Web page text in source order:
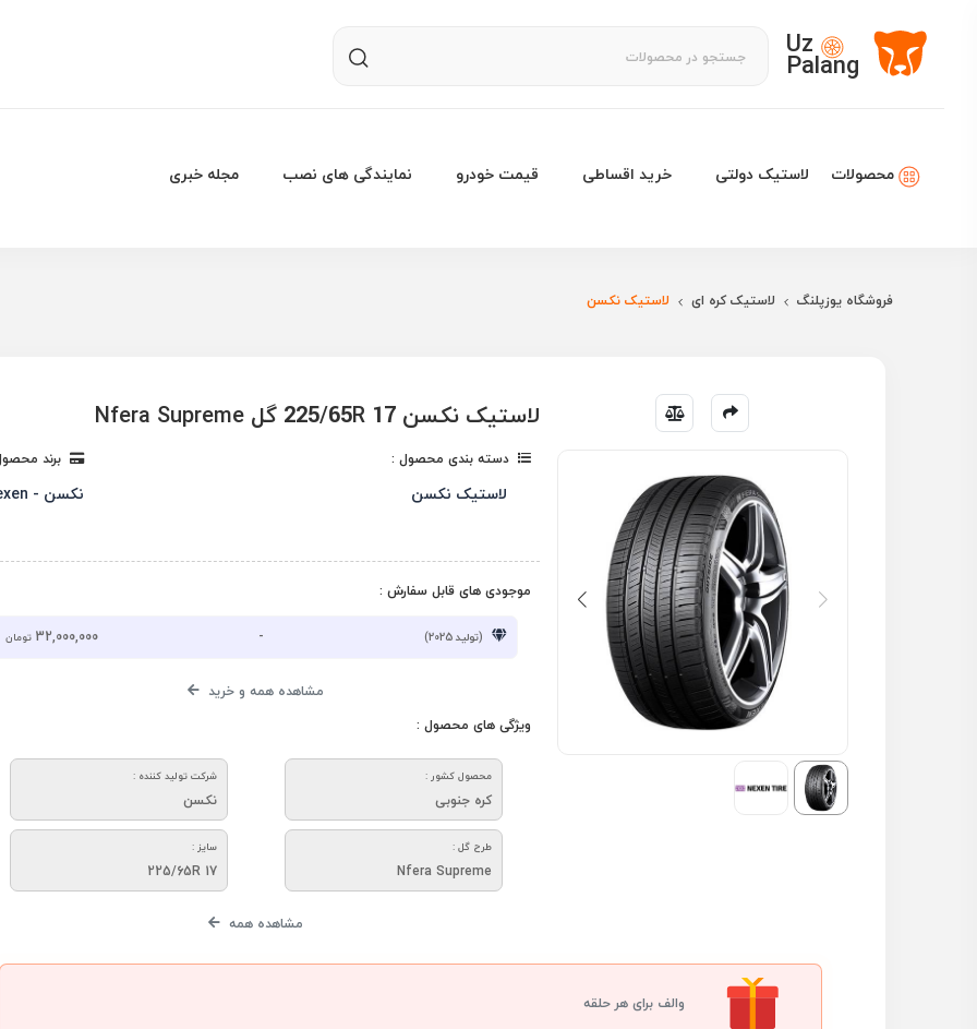
Uz
Palang
محصولات لاستیک دولتی خرید اقساطی قیمت خودرو نمایندگی های نصب مجله خبری
فروشگاه یوزپلنگ لاستیک کره ای لاستیک نکسن
لاستیک نکسن 225/65R 17 گل Nfera Supreme
دسته بندی محصول :
لاستیک نکسن
برند
نکسن - Nexen
موجودی های قابل سفارش :
(تولید 2025) -
32,000,000 تومان
مشاهده همه و خرید
ویژگی های محصول :
محصول کشور :
کره جنوبی
شرکت تولید کننده :
نکسن
طرح گل :
Nfera Supreme
سایز :
225/65R 17
مشاهده همه
والف برای هر حلقه